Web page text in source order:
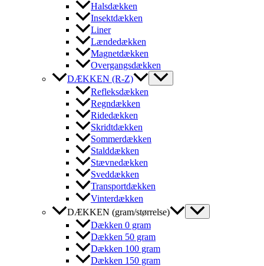
Halsdækken
Insektdækken
Liner
Lændedækken
Magnetdækken
Overgangsdækken
DÆKKEN (R-Z)
Refleksdækken
Regndækken
Ridedækken
Skridtdækken
Sommerdækken
Stalddækken
Stævnedækken
Sveddækken
Transportdækken
Vinterdækken
DÆKKEN (gram/størrelse)
Dækken 0 gram
Dækken 50 gram
Dækken 100 gram
Dækken 150 gram